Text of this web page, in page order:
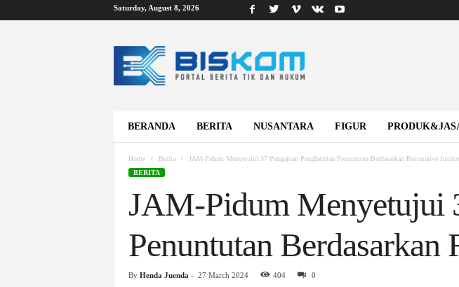
Saturday, August 8, 2026
i
BERANDA
BERITA NUSANTARA FIGUR
Home Berita
JAM-Pidum Menyetujui 37 Pengajuan Penghentian Penuntutan Berdasarkan Restorative Justice
BERITA
JAM-Pidum Menyetujui
Penuntutan Berdasarkan
By Henda Juenda - 27 March 2024 404 0